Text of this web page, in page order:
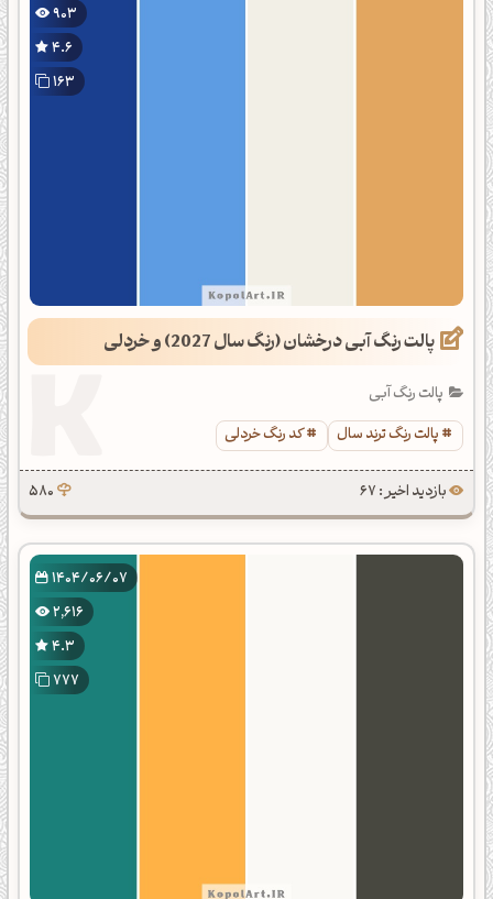
903
4.6
163
پالت رنگ آبی درخشان (رنگ سال 2027) و خردلی
پالت رنگ آبی
پالت رنگ ترند سال
کد رنگ خردلی
بازدید اخیر : 67 580
1404/06/07
2,616
4.3
777